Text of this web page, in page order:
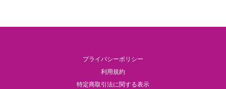
プライバシーポリシー
利用規約
特定商取引法に関する表示